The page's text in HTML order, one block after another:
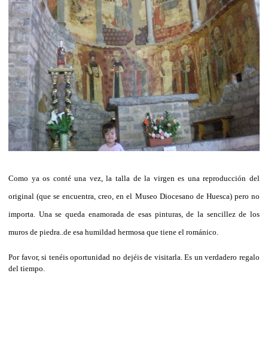
Como ya os conté una vez, la talla de la virgen es una reproducción del
original (que se encuentra, creo, en el Museo Diocesano de Huesca) pero no
importa. Una se queda enamorada de esas pinturas, de la sencillez de los
muros de piedra..de esa humildad hermosa que tiene el románico.
Por favor, si tenéis oportunidad no dejéis de visitarla. Es un verdadero regalo
del tiempo.